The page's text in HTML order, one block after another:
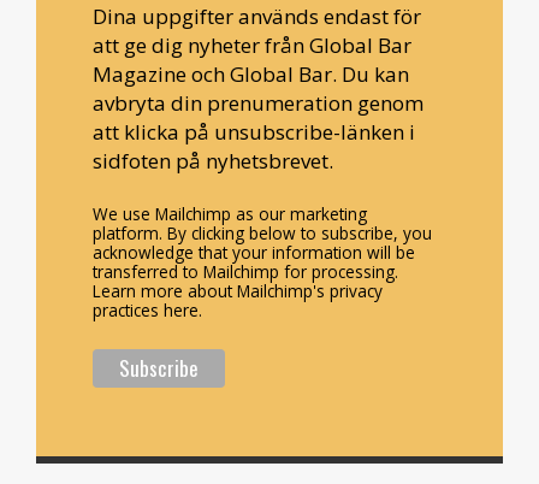
Dina uppgifter används endast för
att ge dig nyheter från Global Bar
Magazine och Global Bar. Du kan
avbryta din prenumeration genom
att klicka på unsubscribe-länken i
sidfoten på nyhetsbrevet.
We use Mailchimp as our marketing
platform. By clicking below to subscribe, you
acknowledge that your information will be
transferred to Mailchimp for processing.
Learn more about Mailchimp's privacy
practices here.